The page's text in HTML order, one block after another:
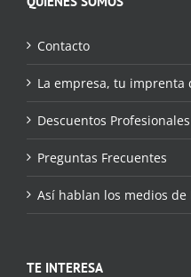
Contacto
La empresa, tu imprenta
Descuentos Profesionales
Preguntas Frecuentes
Así hablan los medios de
TE INTERESA